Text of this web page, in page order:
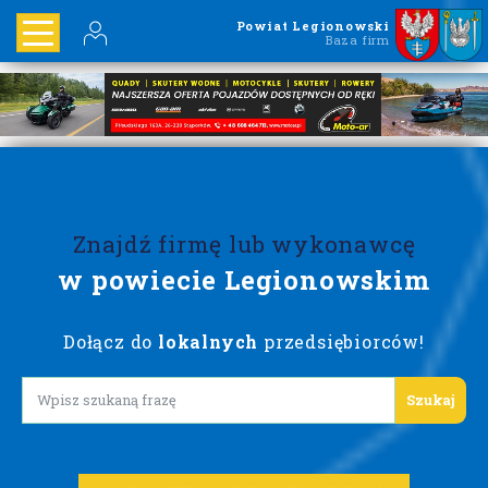
Powiat Legionowski
Baza firm
Znajdź firmę lub wykonawcę
w powiecie Legionowskim
Dołącz do lokalnych przedsiębiorców!
Lorem ipsum